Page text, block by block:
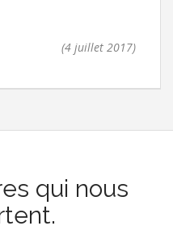
(4 juillet 2017)
qui nous